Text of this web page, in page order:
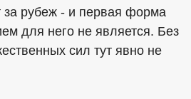
за рубеж - и первая форма
для него не является. Без
сил тут явно не